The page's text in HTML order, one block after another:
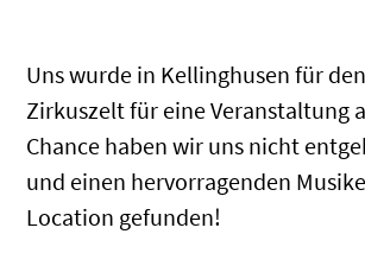
Uns wurde in Kellinghusen für
Zirkuszelt für eine Veranstaltung
Chance haben wir uns nicht
und einen hervorragenden
Location gefunden!